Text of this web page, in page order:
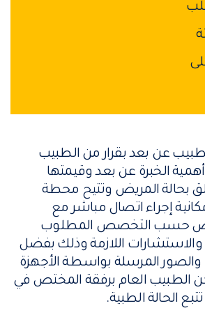
عن بعد بقرار من الطبيب
أهمية الخبرة عن بعد وقيمتها
بحالة المريض وتتيح محطة
إجراء اتصال مباشر مع
حسب التخصص المطلوب
اللازمة وذلك بفضل
والصور المرسلة بواسطة الأجهزة
الطبيب العام برفقة المختص في
الحالة الطبية.